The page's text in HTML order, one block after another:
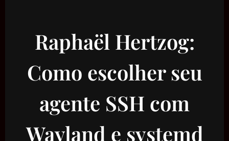
Raphaël Hertzog:
Como escolher seu
agente SSH com
Wayland e systemd